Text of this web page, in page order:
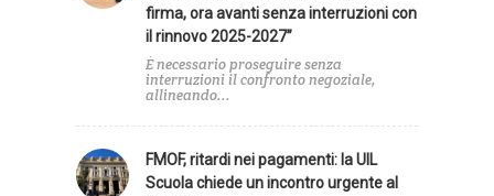
firma, ora avanti senza interruzioni con
il rinnovo 2025-2027”
È necessario proseguire senza
interruzioni il confronto negoziale,
allineando...
FMOF, ritardi nei pagamenti: la UIL
Scuola chiede un incontro urgente al